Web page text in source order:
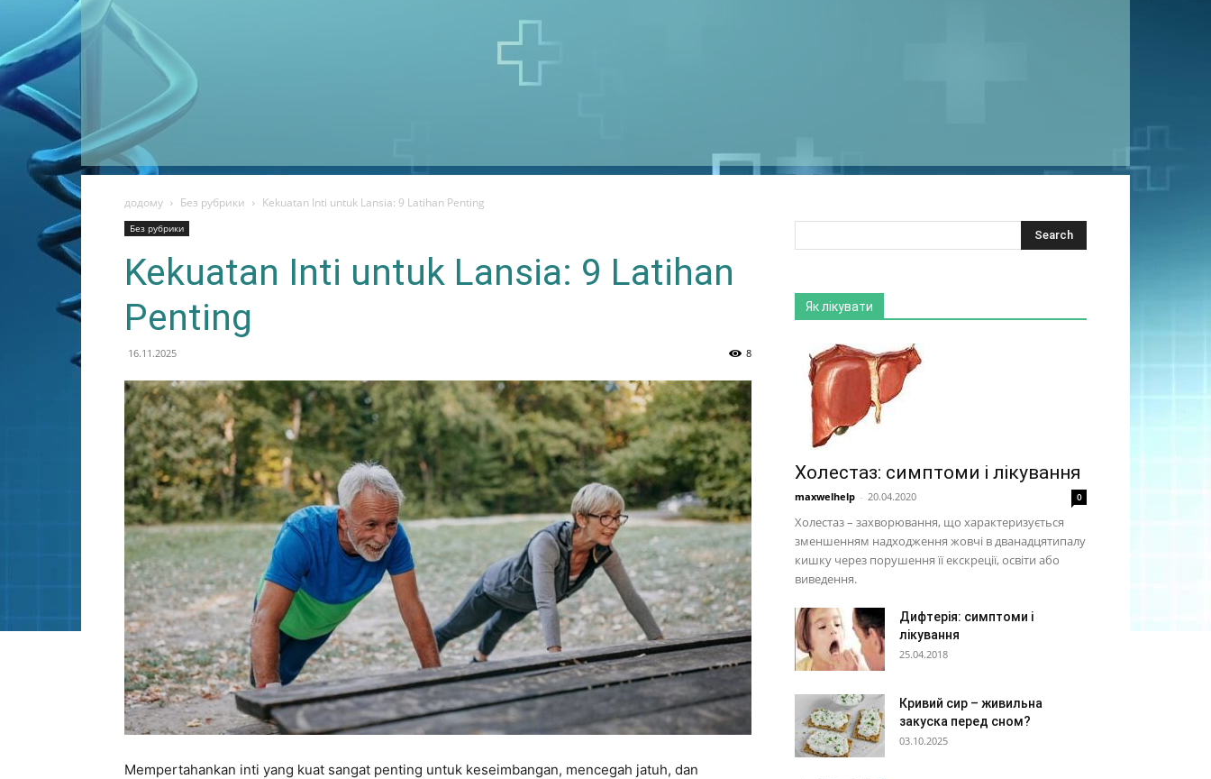
додому Без рубрики Kekuatan Inti untuk Lansia: 9 Latihan Penting
Без рубрики
Kekuatan Inti untuk Lansia: 9 Latihan
Penting
16.11.2025 8
Mempertahankan inti yang kuat sangat penting untuk keseimbangan, mencegah jatuh, dan
Як лікувати
Холестаз: симптоми і лікування
maxwelhelp - 20.04.2020 0
Холестаз – захворювання, що характеризується
зменшенням надходження жовчі в дванадцятипалу
кишку через порушення її екскреції, освіти або
виведення.
Дифтерія: симптоми і
лікування
25.04.2018
Кривий сир – живильна
закуска перед сном?
03.10.2025